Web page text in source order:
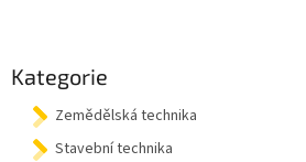
Kategorie
Zemědělská technika
Stavební technika